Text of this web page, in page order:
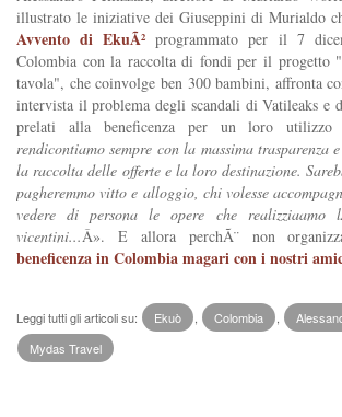
illustrato le iniziative dei Giuseppini di Murialdo
Avvento di EkuÃ² programmato per il 7
Colombia con la raccolta di fondi per il progetto
tavola", che coinvolge ben 300 bambini, affronta
intervista il problema degli scandali di Vatileaks e
prelati alla beneficenza per un loro utilizzo
rendicontiamo sempre con la massima trasparenza
la raccolta delle offerte e la loro destinazione.
pagheremmo vitto e alloggio, chi volesse
vedere di persona le opere che
vicentini...Â». E allora perchÃ¨ non
beneficenza in Colombia magari con i nostri
Leggi tutti gli articoli su: Ekuò Colombia
Mydas Travel